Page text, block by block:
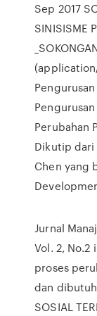
Sep 2017
SINISISME
Perubahan
Dikutip dari
Chen yang
Jurnal
Vol. 2,
proses
dan
SOSIAL